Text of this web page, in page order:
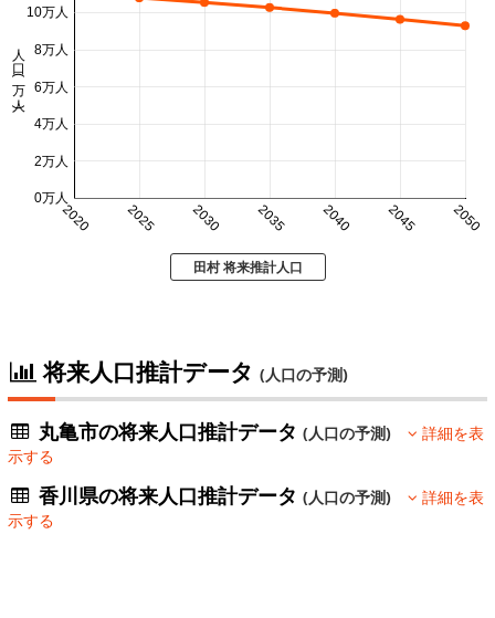
2020 2025 2030 2035 2040 2045 2050
0万人
2万人
4万人
6万人
8万人
10万人
人口 (万人)
田村 将来推計人口
将来人口推計データ (人口の予測)
丸亀市の将来人口推計データ(人口の予測)
詳細を表
示する
香川県の将来人口推計データ(人口の予測)
詳細を表
示する